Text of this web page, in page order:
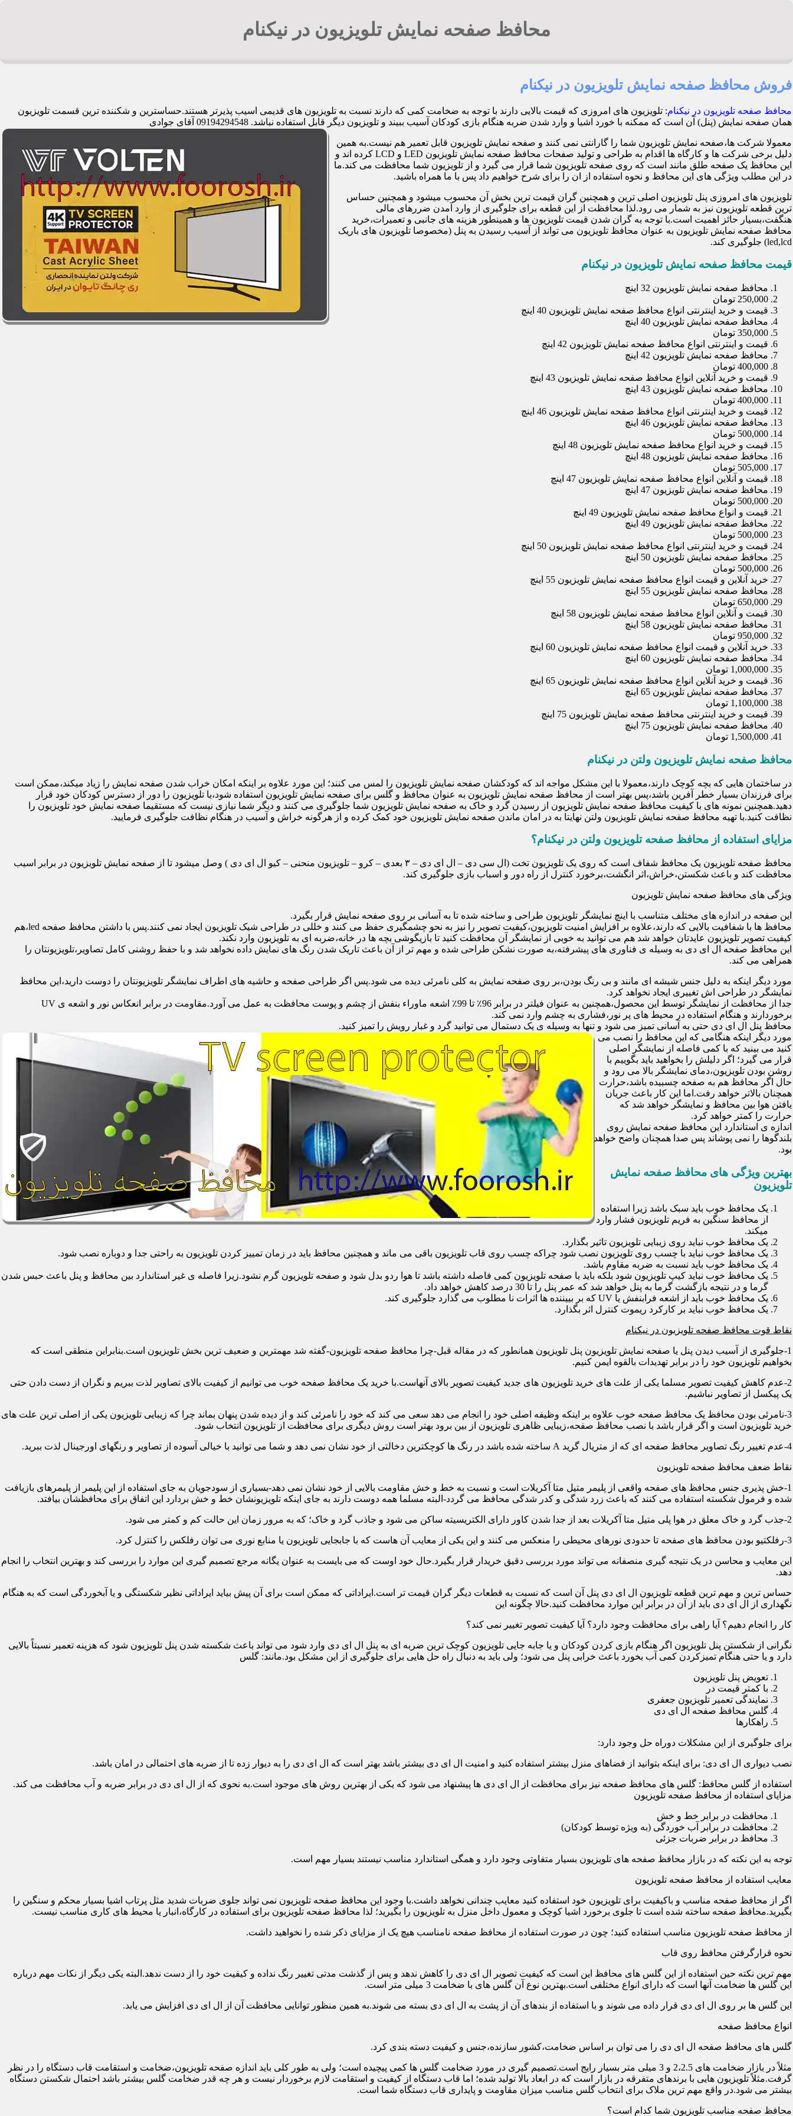
محافظ صفحه نمایش تلویزیون در نیکنام
فروش محافظ صفحه نمایش تلویزیون در نیکنام
محافظ صفحه تلویزیون در نیکنام: تلویزیون های امروزی که قیمت بالایی دارند با توجه به ضخامت کمی که دارند نسبت به تلویزیون های قدیمی اسیب پذیرتر هستند.حساسترین و شکننده ترین قسمت تلویزیون
همان صفحه نمایش (پنل) آن است که ممکنه با خورد اشیا و وارد شدن ضربه هنگام بازی کودکان آسیب ببیند و تلویزیون دیگر قابل استفاده نباشد. 09194294548 آقای جوادی
معمولا شرکت ها،صفحه نمایش تلویزیون شما را گارانتی نمی کنند و صفحه نمایش تلویزیون قابل تعمیر هم نیست.به همین
دلیل برخی شرکت ها و کارگاه ها اقدام به طراحی و تولید صفحات محافظ صفحه نمایش تلویزیون LED و LCD کرده اند و
این محافظ یک صفحه طلق مانند است که روی صفحه تلویزیون شما قرار می گیرد و از تلویزیون شما محافظت می کند.ما
در این مطلب ویژگی های این محافظ و نحوه استفاده از ان را برای شرح خواهیم داد پس با ما همراه باشید.
تلویزیون های امروزی پنل تلویزیون اصلی ترین و همچنین گران قیمت ترین بخش آن محسوب میشود و همچنین حساس
ترین قطعه تلویزیون نیز به شمار می رود.لذا محافظت از این قطعه برای جلوگیری از وارد آمدن ضررهای مالی
هنگفت،بسیار حائز اهمیت است.با توجه به گران شدن قیمت تلویزیون ها و همینطور هزینه های جانبی و تعمیرات،خرید
محافظ صفحه نمایش تلویزیون به عنوان محافظ تلویزیون می تواند از آسیب رسیدن به پنل (مخصوصا تلویزیون های باریک
led,lcd) جلوگیری کند.
قیمت محافظ صفحه نمایش تلویزیون در نیکنام
محافظ صفحه نمایش تلویزیون 32 اینچ
250,000 تومان
قیمت و خرید اینترنتی انواع محافظ صفحه نمایش تلویزیون 40 اینچ
محافظ صفحه نمایش تلویزیون 40 اینچ
350,000 تومان
قیمت و اینترنتی انواع محافظ صفحه نمایش تلویزیون 42 اینچ
محافظ صفحه نمایش تلویزیون 42 اینچ
400,000 تومان
قیمت و خرید آنلاین انواع محافظ صفحه نمایش تلویزیون 43 اینچ
محافظ صفحه نمایش تلویزیون 43 اینچ
400,000 تومان
قیمت و خرید اینترنتی انواع محافظ صفحه نمایش تلویزیون 46 اینچ
محافظ صفحه نمایش تلویزیون 46 اینچ
500,000 تومان
قیمت و خرید انواع محافظ صفحه نمایش تلویزیون 48 اینچ
محافظ صفحه نمایش تلویزیون 48 اینچ
505,000 تومان
قیمت و آنلاین انواع محافظ صفحه نمایش تلویزیون 47 اینچ
محافظ صفحه نمایش تلویزیون 47 اینچ
500,000 تومان
قیمت و انواع محافظ صفحه نمایش تلویزیون 49 اینچ
محافظ صفحه نمایش تلویزیون 49 اینچ
500,000 تومان
قیمت و خرید اینترنتی انواع محافظ صفحه نمایش تلویزیون 50 اینچ
محافظ صفحه نمایش تلویزیون 50 اینچ
500,000 تومان
خرید آنلاین و قیمت انواع محافظ صفحه نمایش تلویزیون 55 اینچ
محافظ صفحه نمایش تلویزیون 55 اینچ
650,000 تومان
قیمت و آنلاین انواع محافظ صفحه نمایش تلویزیون 58 اینچ
محافظ صفحه نمایش تلویزیون 58 اینچ
950,000 تومان
خرید آنلاین و قیمت انواع محافظ صفحه نمایش تلویزیون 60 اینچ
محافظ صفحه نمایش تلویزیون 60 اینچ
1,000,000 تومان
قیمت و خرید آنلاین انواع محافظ صفحه نمایش تلویزیون 65 اینچ
محافظ صفحه نمایش تلویزیون 65 اینچ
1,100,000 تومان
قیمت و خرید اینترنتی محافظ صفحه نمایش تلویزیون 75 اینچ
محافظ صفحه نمایش تلویزیون 75 اینچ
1,500,000 تومان
محافظ صفحه نمایش تلویزیون ولتن در نیکنام
در ساختمان هایی که بچه کوچک دارند،معمولا با این مشکل مواجه اند که کودکشان صفحه نمایش تلویزیون را لمس می کنند؛ این مورد علاوه بر اینکه امکان خراب شدن صفحه نمایش را زیاد میکند،ممکن است
برای فرزندان بسیار خطر آفرین باشد،پس بهتر است از محافظ صفحه نمایش تلویزیون به عنوان محافظ و گلس برای صفحه نمایش تلویزیون استفاده شود،یا تلویزیون را دور از دسترس کودکان خود قرار
دهید.همچنین نمونه های با کیفیت محافظ صفحه نمایش تلویزیون از رسیدن گرد و خاک به صفحه نمایش تلویزیون شما جلوگیری می کنند و دیگر شما نیازی نیست که مستقیما صفحه نمایش خود تلویزیون را
نظافت کنید.با تهیه محافظ صفحه نمایش تلویزیون ولتن نهایتا به در امان ماندن صفحه نمایش تلویزیون خود کمک کرده و از هرگونه خراش و آسیب در هنگام نظافت جلوگیری فرمایید.
مزایای استفاده از محافظ صفحه تلویزیون ولتن در نیکنام؟
محافظ صفحه تلویزیون یک محافظ شفاف است که روی یک تلویزیون تخت (ال سی دی – ال ای دی – ۳ بعدی – کرو – تلویزیون منحنی – کیو ال ای دی ) وصل میشود تا از صفحه نمایش تلویزیون در برابر اسیب
محافظت کند و باعث شکستن،خراش،اثر انگشت،برخورد کنترل از راه دور و اسباب بازی جلوگیری کند.
ویژگی های محافظ صفحه نمایش تلویزیون
این صفحه در اندازه های مختلف متناسب با اینچ نمایشگر تلویزیون طراحی و ساخته شده تا به آسانی بر روی صفحه نمایش قرار بگیرد.
محافظ ها با شفافیت بالایی که دارند،علاوه بر افزایش امنیت تلویزیون،کیفیت تصویر را نیز به نحو چشمگیری حفظ می کنند و خللی در طراحی شیک تلویزیون ایجاد نمی کنند.پس با داشتن محافظ صفحه led،هم
کیفیت تصویر تلویزیون عایدتان خواهد شد هم می توانید به خوبی از نمایشگر آن محافظت کنید تا بازیگوشی بچه ها در خانه،ضربه ای به تلویزیون وارد نکند.
این محافظ صفحه ال ای دی به وسیله ی فناوری های پیشرفته،به صورت نشکن طراحی شده و مهم تر از آن باعث تاریک شدن رنگ های نمایش داده نخواهد شد و با حفظ روشنی کامل تصاویر،تلویزیونتان را
همراهی می کند.
مورد دیگر اینکه به دلیل جنس شیشه ای مانند و بی رنگ بودن،بر روی صفحه نمایش به کلی نامرئی دیده می شود.پس اگر طراحی صفحه و حاشیه های اطراف نمایشگر تلویزیونتان را دوست دارید،این محافظ
نمایشگر در طراحی اش تغییری ایجاد نخواهد کرد.
جدا از محافظت از نمایشگر توسط این محصول،همچنین به عنوان فیلتر در برابر 96٪ تا 99٪ اشعه ماوراء بنفش از چشم و پوست محافظت به عمل می آورد.مقاومت در برابر انعکاس نور و اشعه ی UV
برخوردارند و هنگام استفاده در محیط های پر نور،فشاری به چشم وارد نمی کند.
محافظ پنل ال ای دی حتی به آسانی تمیز می شود و تنها به وسیله ی یک دستمال می توانید گرد و غبار رویش را تمیز کنید.
مورد دیگر اینکه هنگامی که این محافظ را نصب می
کنید می بینید که با کمی فاصله از نمایشگر اصلی
قرار می گیرد؛ اگر دلیلش را بخواهید باید بگوییم با
روشن بودن تلویزیون،دمای نمایشگر بالا می رود و
حال اگر محافظ هم به صفحه چسبیده باشد،حرارت
همچنان بالاتر خواهد رفت.اما این کار باعث جریان
یافتن هوا بین محافظ و نمایشگر خواهد شد که
حرارت را کمتر خواهد کرد.
اندازه ی استاندارد این محافظ صفحه نمایش روی
بلندگوها را نمی پوشاند پس صدا همچنان واضح خواهد
بود.
بهترین ویژگی های محافظ صفحه نمایش
تلویزیون
یک محافظ خوب باید سبک باشد زیرا استفاده
از محافظ سنگین به فریم تلویزیون فشار وارد
میکند.
یک محافظ خوب نباید روی زیبایی تلویزیون تاثیر بگذارد.
یک محافظ خوب نباید با چسب روی تلویزیون نصب شود چراکه چسب روی قاب تلویزیون باقی می ماند و همچنین محافظ باید در زمان تمییز کردن تلویزیون به راحتی جدا و دوباره نصب شود.
یک محافظ خوب باید نسبت به ضربه مقاوم باشد.
یک محافظ خوب نباید کیپ تلویزیون شود بلکه باید با صفحه تلویزیون کمی فاصله داشته باشد تا هوا ردو بدل شود و صفحه تلویزیون گرم نشود.زیرا فاصله ی غیر استاندارد بین محافظ و پنل باعث حبس شدن
گرما و در نتیجه بازگشت گرما به پنل خواهد شد که عمر پنل را تا 30 درصد کاهش خواهد داد.
یک محافظ خوب باید از اشعه فرابنفش یا UV که بر بییننده ها اثرات نا مطلوب می گذارد جلوگیری کند.
یک محافظ خوب نباید بر کارکرد ریموت کنترل اثر بگذارد.
نقاط قوت محافظ صفحه تلویزیون در نیکنام
1-جلوگیری از آسیب دیدن پنل یا صفحه نمایش تلویزیون پنل تلویزیون همانطور که در مقاله قبل-چرا محافظ صفحه تلویزیون-گفته شد مهمترین و ضعیف ترین بخش تلویزیون است.بنابراین منطقی است که
بخواهیم تلویزیون خود را در برابر تهدیدات بالقوه ایمن کنیم.
2-عدم کاهش کیفیت تصویر مسلما یکی از علت های خرید تلویزیون های جدید کیفیت تصویر بالای آنهاست.با خرید یک محافظ صفحه خوب می توانیم از کیفیت بالای تصاویر لذت ببریم و نگران از دست دادن حتی
یک پیکسل از تصاویر نباشیم.
3-نامرئی بودن محافظ یک محافظ صفحه خوب علاوه بر اینکه وظیفه اصلی خود را انجام می دهد سعی می کند که خود را نامرئی کند و از دیده شدن پنهان بماند چرا که زیبایی تلویزیون یکی از اصلی ترین علت های
خرید تلویزیون است و اگر قرار باشد با نصب محافظ صفحه،زیبایی ظاهری تلویزیون از بین برود بهتر است روش دیگری برای محافظت از تلویزیون انتخاب شود.
4-عدم تغییر رنگ تصاویر محافظ صفحه ای که از متریال گرید A ساخته شده باشد در رنگ ها کوچکترین دخالتی از خود نشان نمی دهد و شما می توانید با خیالی آسوده از تصاویر و رنگهای اورجینال لذت ببرید.
نقاط ضعف محافظ صفحه تلویزیون
1-خش پذیری جنس محافظ های صفحه واقعی از پلیمر متیل متا آکریلات است و نسبت به خط و خش مقاومت بالایی از خود نشان نمی دهد-بسیاری از سودجویان به جای استفاده از این پلیمر از پلیمرهای بازیافت
شده و فرمول شکسته استفاده می کنند که باعث زرد شدگی و کدر شدگی محافظ می گردد-البته مسلما همه دوست دارند به جای اینکه تلویزیونشان خط و خش بردارد این اتفاق برای محافظشان بیافتد.
2-جذب گرد و خاک معلق در هوا پلی متیل متا آکریلات بعد از جدا شدن کاور دارای الکتریسیته ساکن می شود و جاذب گرد و خاک؛ که به مرور زمان این حالت کم و کمتر می شود.
3-رفلکتیو بودن محافظ های صفحه تا حدودی نورهای محیطی را منعکس می کنند و این یکی از معایب آن هاست که با جابجایی تلویزیون یا منابع نوری می توان رفلکس را کنترل کرد.
این معایب و محاسن در یک نتیجه گیری منصفانه می تواند مورد بررسی دقیق خریدار قرار بگیرد.حال خود اوست که می بایست به عنوان یگانه مرجع تصمیم گیری این موارد را بررسی کند و بهترین انتخاب را انجام
دهد.
حساس ترین و مهم ترین قطعه تلویزیون ال ای دی پنل آن است که نسبت به قطعات دیگر گران قیمت تر است.ایراداتی که ممکن است برای آن پیش بیاید ایراداتی نظیر شکستگی و یا آبخوردگی است که به هنگام
نگهداری از ال ای دی باید از آن در برابر این موارد محافظت کنید.حالا چگونه این
کار را انجام دهیم؟ آیا راهی برای محافظت وجود دارد؟ آیا کیفیت تصویر تغییر نمی کند؟
نگرانی از شکستن پنل تلویزیون اگر هنگام بازی کردن کودکان و یا جابه جایی تلویزیون کوچک ترین ضربه ای به پنل ال ای دی وارد شود می تواند باعث شکسته شدن پنل تلویزیون شود که هزینه تعمیر نسبتاً بالایی
دارد و یا حتی هنگام تمیزکردن کمی آب بخورد باعث خرابی پنل می شود؛ ولی باید به دنبال راه حل هایی برای جلوگیری از این مشکل بود.مانند: گلس
تعویض پنل تلویزیون
با کمتر قیمت در
نمایندگی تعمیر تلویزیون جعفری
گلس محافظ صفحه ال ای دی
راهکارها
برای جلوگیری از این مشکلات دوراه حل وجود دارد:
نصب دیواری ال ای دی: برای اینکه بتوانید از فضاهای منزل بیشتر استفاده کنید و امنیت ال ای دی بیشتر باشد بهتر است که ال ای دی را به دیوار زده تا از ضربه های احتمالی در امان باشد.
استفاده از گلس محافظ: گلس های محافظ صفحه نیز برای محافظت از ال ای دی ها پیشنهاد می شود که یکی از بهترین روش های موجود است.به نحوی که از ال ای دی در برابر ضربه و آب محافظت می کند.
مزایای استفاده از محافظ صفحه تلویزیون
محافظت در برابر خط و خش
محافظت در برابر آب خوردگی (به ویژه توسط کودکان)
محافظ در برابر ضربات جزئی
توجه به این نکته که در بازار محافظ صفحه های تلویزیون بسیار متفاوتی وجود دارد و همگی استاندارد مناسب نیستند بسیار مهم است.
معایب استفاده از محافظ صفحه تلویزیون
اگر از محافظ صفحه مناسب و باکیفیت برای تلویزیون خود استفاده کنید معایب چندانی نخواهد داشت.با وجود این محافظ صفحه تلویزیون نمی تواند جلوی ضربات شدید مثل پرتاب اشیا بسیار محکم و سنگین را
بگیرید.محافظ صفحه ساخته شده است تا جلوی برخورد اشیا کوچک و معمول داخل منزل به تلویزیون را بگیرید؛ لذا محافظ صفحه تلویزیون برای استفاده در کارگاه،انبار یا محیط های کاری مناسب نیست.
از محافظ صفحه تلویزیون مناسب استفاده کنید؛ چون در صورت استفاده از محافظ صفحه نامناسب هیچ یک از مزایای ذکر شده را نخواهید داشت.
نحوه قرارگرفتن محافظ روی قاب
مهم ترین نکته حین استفاده از این گلس های محافظ این است که کیفیت تصویر ال ای دی را کاهش ندهد و پس از گذشت مدتی تغییر رنگ نداده و کیفیت خود را از دست ندهد.البته یکی دیگر از نکات مهم درباره
این گلس ها ضخامت آنها است که دارای انواع مختلفی است.بهترین نوع آن گلس های با ضخامت 3 میلی متر است.
این گلس ها بر روی ال ای دی قرار داده می شوند و با استفاده از بندهای آن از پشت به ال ای دی بسته می شوند.به همین منظور توانایی محافظت آن از ال ای دی افزایش می یابد.
انواع محافظ صفحه
گلس های محافظ صفحه ال ای دی را می توان بر اساس ضخامت،کشور سازنده،جنس و کیفیت دسته بندی کرد.
مثلاً در بازار ضخامت های 2،2.5 و 3 میلی متر بسیار رایج است.تصمیم گیری در مورد ضخامت گلس ها کمی پیچیده است؛ ولی به طور کلی باید اندازه صفحه تلویزیون،ضخامت و استقامت قاب دستگاه را در نظر
گرفت.مثلاً تلویزیون هایی با برندهای متفرقه در بازار است که در ابعاد بالا تولید شده؛ اما قاب دستگاه از کیفیت و استقامت لازم برخوردار نیست و هر چه قدر ضخامت گلس بیشتر باشد احتمال شکستن دستگاه
بیشتر می شود.در واقع مهم ترین ملاک برای انتخاب گلس مناسب میزان مقاومت و پایداری قاب دستگاه شما است.
محافظ صفحه مناسب تلویزیون شما کدام است؟